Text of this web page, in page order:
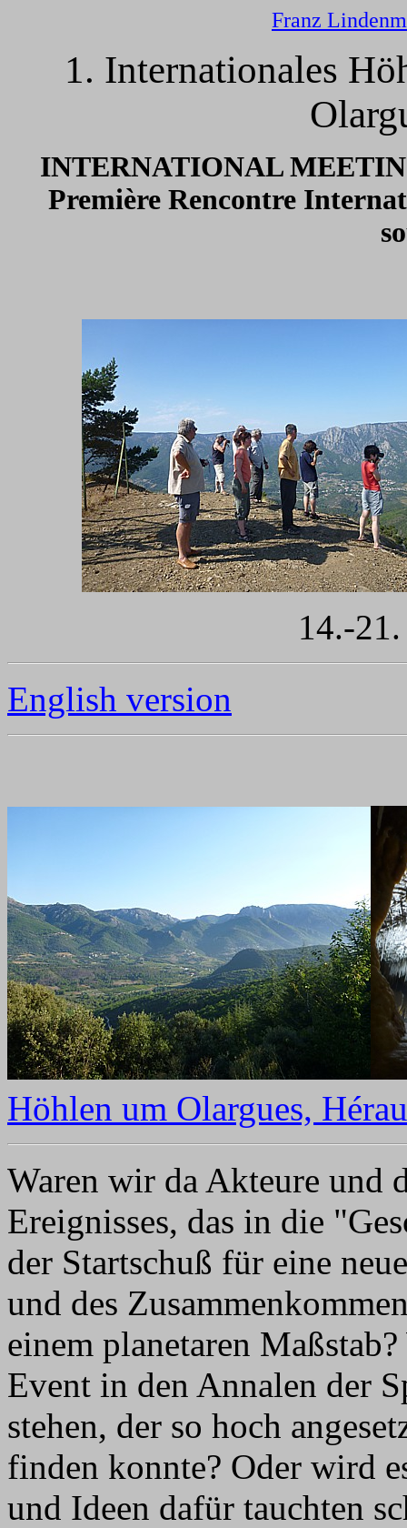
Franz
1. Internationales
INTERNATIONAL
Première Rencontre
14.-
English version
Höhlen um Olargues,
Waren wir da Akteure und
Ereignisses, das in die
der Startschuß für eine
und des
einem planetaren
Event in den Annalen der
stehen, der so hoch
finden konnte? Oder wird
und Ideen dafür tauchten